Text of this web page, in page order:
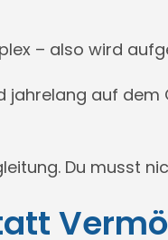
– also wird
jahrelang auf
Du musst